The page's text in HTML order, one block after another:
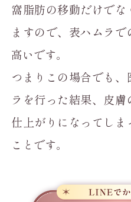
窩脂肪の移動だけでな
ますので、表ハムラ
高いです。
つまりこの場合でも
ラを行った結果、皮
仕上がりになってしま
ことです。